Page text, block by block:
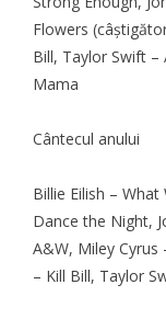
Flowers
Bill, Taylor Swift
Mama
Cântecul anului
Billie Eilish –
Dance the Night,
A&W, Miley Cyrus
– Kill Bill, Taylor